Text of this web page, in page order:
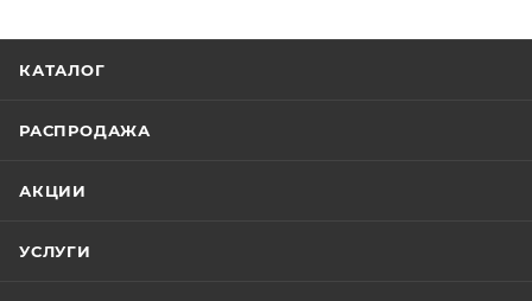
КАТАЛОГ
РАСПРОДАЖА
АКЦИИ
УСЛУГИ